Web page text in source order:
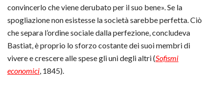
convincerlo che viene derubato per il suo bene». Se la
spogliazione non esistesse la società sarebbe perfetta. Ciò
che separa l’ordine sociale dalla perfezione, concludeva
Bastiat, è proprio lo sforzo costante dei suoi membri di
vivere e crescere alle spese gli uni degli altri (Sofismi
economici, 1845).